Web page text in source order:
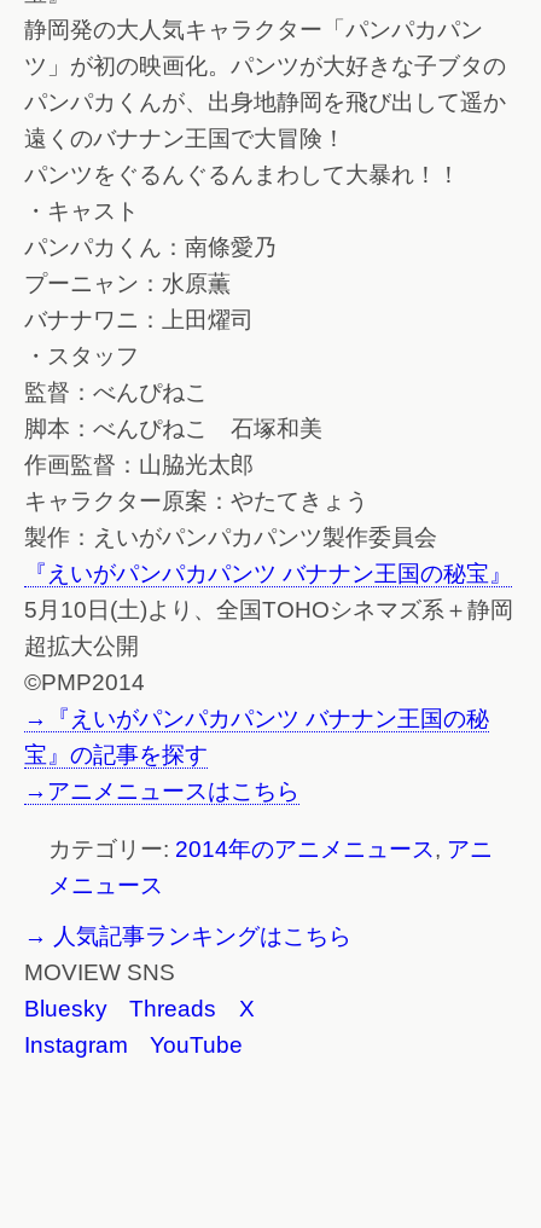
静岡発の大人気キャラクター「パンパカパン
ツ」が初の映画化。パンツが大好きな子ブタの
パンパカくんが、出身地静岡を飛び出して遥か
遠くのバナナン王国で大冒険！
パンツをぐるんぐるんまわして大暴れ！！
・キャスト
パンパカくん：南條愛乃
プーニャン：水原薫
バナナワニ：上田燿司
・スタッフ
監督：べんぴねこ
脚本：べんぴねこ 石塚和美
作画監督：山脇光太郎
キャラクター原案：やたてきょう
製作：えいがパンパカパンツ製作委員会
『えいがパンパカパンツ バナナン王国の秘宝』
5月10日(土)より、全国TOHOシネマズ系＋静岡
超拡大公開
©PMP2014
→『えいがパンパカパンツ バナナン王国の秘
宝』の記事を探す
→アニメニュースはこちら
カテゴリー: 2014年のアニメニュース, アニ
メニュース
→ 人気記事ランキングはこちら
MOVIEW SNS
Bluesky
Threads
X
Instagram
YouTube